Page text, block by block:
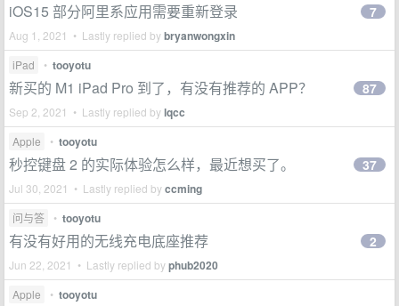
iOS15 部分阿里系应用需要重新登录
Aug 1, 2021 • Lastly replied bybryanwongxin
7
iPad • tooyotu
新买的 M1 iPad Pro 到了，有没有推荐的 APP？
Sep 2, 2021 • Lastly replied bylqcc
87
Apple • tooyotu
秒控键盘 2 的实际体验怎么样，最近想买了。
Jul 30, 2021 • Lastly replied byccming
37
问与答 • tooyotu
有没有好用的无线充电底座推荐
Jun 22, 2021 • Lastly replied byphub2020
2
Apple • tooyotu